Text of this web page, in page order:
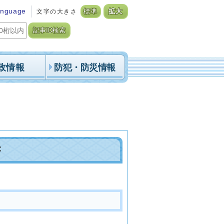
文字の大きさ 標準 拡大
記事ID検索
情報 防犯・防災情報